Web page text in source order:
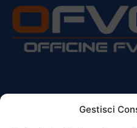
Gestisci